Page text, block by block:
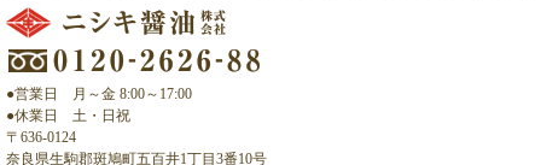
●営業日 月～金 8:00～17:00
●休業日 土・日祝
〒636-0124
奈良県生駒郡斑鳩町五百井1丁目3番10号